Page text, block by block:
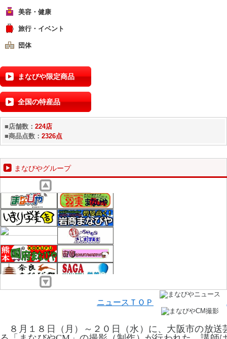
美容・健康
旅行・イベント
団体
まなびや限定商品
全国の特産品
■店舗数： 224店
■商品点数： 2326点
まなびやグループ
ニュースＴＯＰ
８月１８日（月）～２０日（水）に、大阪市の放送